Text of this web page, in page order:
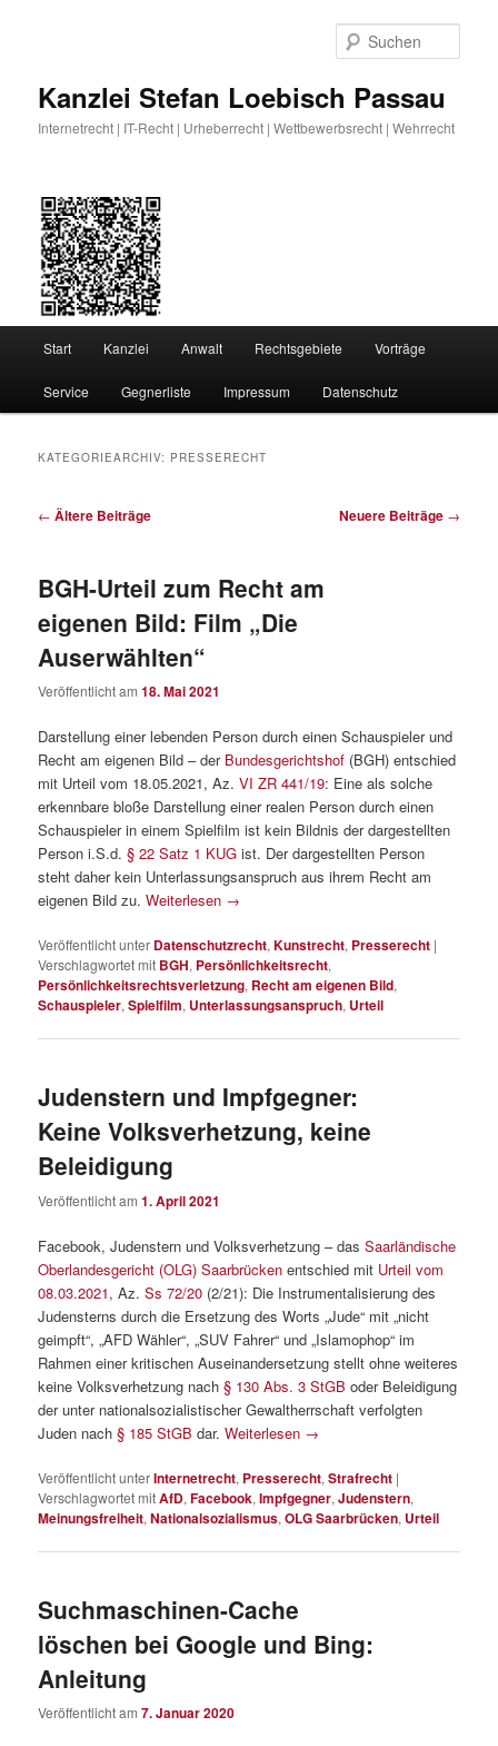
Kanzlei Stefan Loebisch Passau
Internetrecht | IT-Recht | Urheberrecht | Wettbewerbsrecht | Wehrrecht
Start Kanzlei Anwalt Rechtsgebiete Vorträge
Service Gegnerliste Impressum Datenschutz
KATEGORIEARCHIV: PRESSERECHT
Beitragsnavigation
← Ältere Beiträge Neuere Beiträge →
BGH-Urteil zum Recht am
eigenen Bild: Film „Die
Auserwählten“
Veröffentlicht am18. Mai 2021
Darstellung einer lebenden Person durch einen Schauspieler und
Recht am eigenen Bild – der Bundesgerichtshof (BGH) entschied
mit Urteil vom 18.05.2021, Az.VI ZR 441/19: Eine als solche
erkennbare bloße Darstellung einer realen Person durch einen
Schauspieler in einem Spielfilm ist kein Bildnis der dargestellten
Person i.S.d.§ 22 Satz 1 KUG ist. Der dargestellten Person
steht daher kein Unterlassungsanspruch aus ihrem Recht am
eigenen Bild zu.Weiterlesen →
Veröffentlicht unter Datenschutzrecht,Kunstrecht, Presserecht |
Verschlagwortet mit BGH, Persönlichkeitsrecht,
Persönlichkeitsrechtsverletzung, Recht am eigenen Bild,
Schauspieler,Spielfilm, Unterlassungsanspruch, Urteil
Judenstern und Impfgegner:
Keine Volksverhetzung, keine
Beleidigung
Veröffentlicht am1. April 2021
Facebook, Judenstern und Volksverhetzung – dasSaarländische
Oberlandesgericht (OLG) Saarbrücken entschied mit Urteil vom
08.03.2021, Az.Ss 72/20 (2/21): Die Instrumentalisierung des
Judensterns durch die Ersetzung des Worts „Jude“ mit „nicht
geimpft“, „AFD Wähler“, „SUV Fahrer“ und „Islamophop“ im
Rahmen einer kritischen Auseinandersetzung stellt ohne weiteres
keine Volksverhetzung nach§ 130 Abs. 3 StGB oder Beleidigung
der unter nationalsozialistischer Gewaltherrschaft verfolgten
Juden nach§ 185 StGB dar.Weiterlesen →
Veröffentlicht unterInternetrecht, Presserecht,Strafrecht |
Verschlagwortet mitAfD,Facebook,Impfgegner,Judenstern,
Meinungsfreiheit,Nationalsozialismus,OLG Saarbrücken, Urteil
Suchmaschinen-Cache
löschen bei Google und Bing:
Anleitung
Veröffentlicht am7. Januar 2020